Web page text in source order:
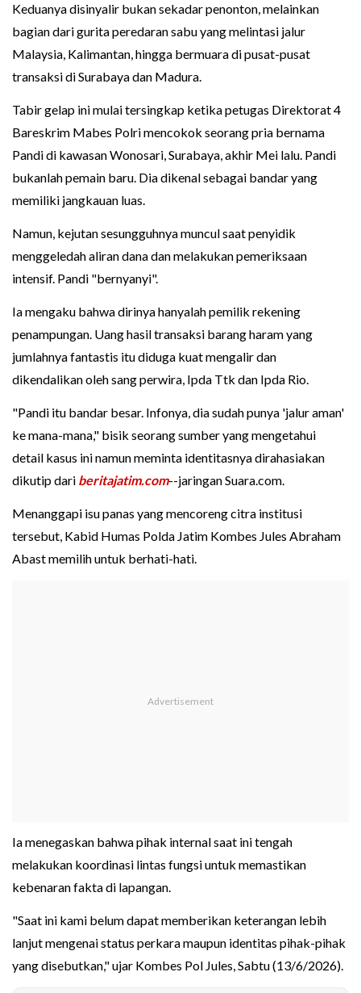
Keduanya disinyalir bukan sekadar penonton, melainkan
bagian dari gurita peredaran sabu yang melintasi jalur
Malaysia, Kalimantan, hingga bermuara di pusat-pusat
transaksi di Surabaya dan Madura.
Tabir gelap ini mulai tersingkap ketika petugas Direktorat 4
Bareskrim Mabes Polri mencokok seorang pria bernama
Pandi di kawasan Wonosari, Surabaya, akhir Mei lalu. Pandi
bukanlah pemain baru. Dia dikenal sebagai bandar yang
memiliki jangkauan luas.
Namun, kejutan sesungguhnya muncul saat penyidik
menggeledah aliran dana dan melakukan pemeriksaan
intensif. Pandi "bernyanyi".
Ia mengaku bahwa dirinya hanyalah pemilik rekening
penampungan. Uang hasil transaksi barang haram yang
jumlahnya fantastis itu diduga kuat mengalir dan
dikendalikan oleh sang perwira, Ipda Ttk dan Ipda Rio.
"Pandi itu bandar besar. Infonya, dia sudah punya 'jalur aman'
ke mana-mana," bisik seorang sumber yang mengetahui
detail kasus ini namun meminta identitasnya dirahasiakan
dikutip dari beritajatim.com--jaringan Suara.com.
Menanggapi isu panas yang mencoreng citra institusi
tersebut, Kabid Humas Polda Jatim Kombes Jules Abraham
Abast memilih untuk berhati-hati.
Ia menegaskan bahwa pihak internal saat ini tengah
melakukan koordinasi lintas fungsi untuk memastikan
kebenaran fakta di lapangan.
"Saat ini kami belum dapat memberikan keterangan lebih
lanjut mengenai status perkara maupun identitas pihak-pihak
yang disebutkan," ujar Kombes Pol Jules, Sabtu (13/6/2026).